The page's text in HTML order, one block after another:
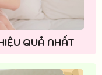
QUẢ NHẤT